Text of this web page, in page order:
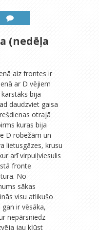
(nedēļa
aiz frontes ir
ar D vējiem
bija
daudzviet gaisa
otrajā
kuras bija
D robežām un
lietusgāzes, krusu
arī virpuiļviesulis
fronte
No
sākas
visu atlikušo
ir vēsāka,
nepārsniedz
jau kļūst